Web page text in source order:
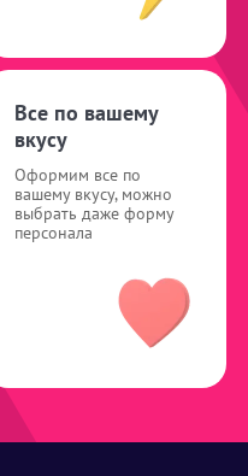
Все по вашему
вкусу
Оформим все по
вашему вкусу, можно
выбрать даже форму
персонала